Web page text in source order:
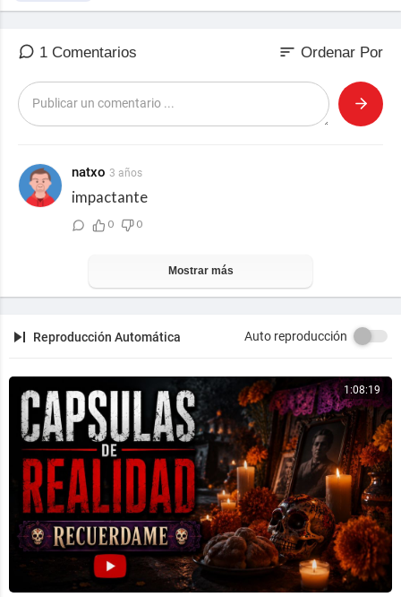
https://youtu.be/b-jvJ--6jbg?si=D4kEIVdMvlTa6FNV
https://todoestarelacionado.wo....rdpress.com/2013/
Mis padres (o sea La Tierra y el Sol) no existen para m
í.
xL
1 Comentarios sort Ordenar Por
natxo 3 años
impactante
0 0
Mostrar más
Reproducción Automática Auto reproducción
1:08:19